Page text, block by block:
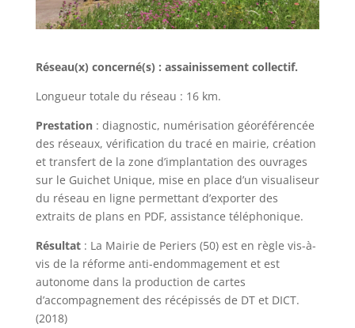
Réseau(x) concerné(s) : assainissement collectif.
Longueur totale du réseau : 16 km.
Prestation: diagnostic, numérisation géoréférencée
des réseaux, vérification du tracé en mairie, création
et transfert de la zone d’implantation des ouvrages
sur le Guichet Unique, mise en place d’un visualiseur
du réseau en ligne permettant d’exporter des
extraits de plans en PDF, assistance téléphonique.
Résultat: La Mairie de Periers (50) est en règle vis-à-
vis de la réforme anti-endommagement et est
autonome dans la production de cartes
d’accompagnement des récépissés de DT et DICT.
(2018)